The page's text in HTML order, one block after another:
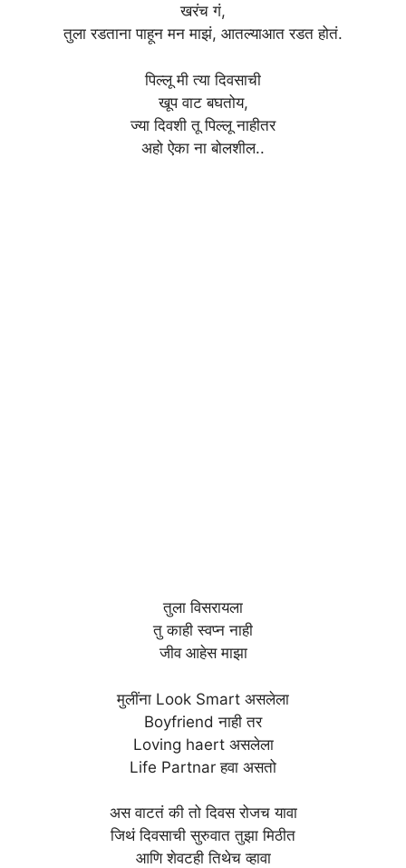
खरंच गं,
तुला रडताना पाहून मन माझं, आतल्याआत रडत होतं.
पिल्लू मी त्या दिवसाची
खूप वाट बघतोय,
ज्या दिवशी तू पिल्लू नाहीतर
अहो ऐका ना बोलशील..
तुला विसरायला
तु काही स्वप्न नाही
जीव आहेस माझा
मुलींना Look Smart असलेला
Boyfriend नाही तर
Loving haert असलेला
Life Partnar हवा असतो
अस वाटतं की तो दिवस रोजच यावा
जिथं दिवसाची सुरुवात तुझा मिठीत
आणि शेवटही तिथेच व्हावा